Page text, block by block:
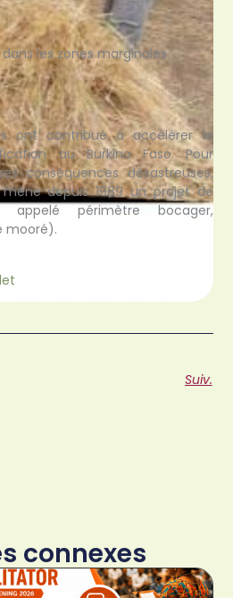
les zones marginales
ont contribué à accélérer le
au Burkina Faso. Pour
conséquences désastreuses,
» mène depuis 1989 un projet de
appelé périmètre bocager,
mooré).
Suiv.
connexes